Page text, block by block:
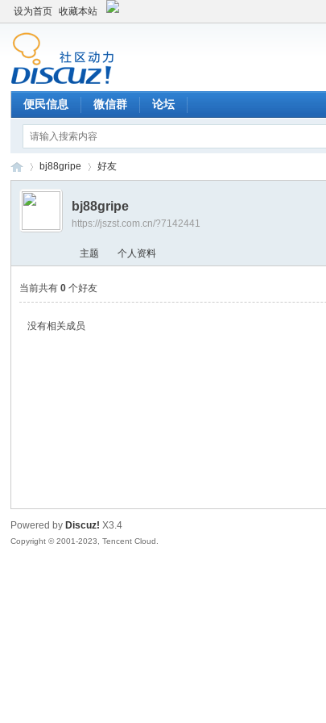
设为首页 收藏本站
便民信息 微信群 论坛
›
bj88gripe 好友
bj88gripe
https://jszst.com.cn/?7142441
主题 个人资料
当前共有0 个好友
没有相关成员
Powered by Discuz! X3.4
Copyright © 2001-2023, Tencent Cloud.